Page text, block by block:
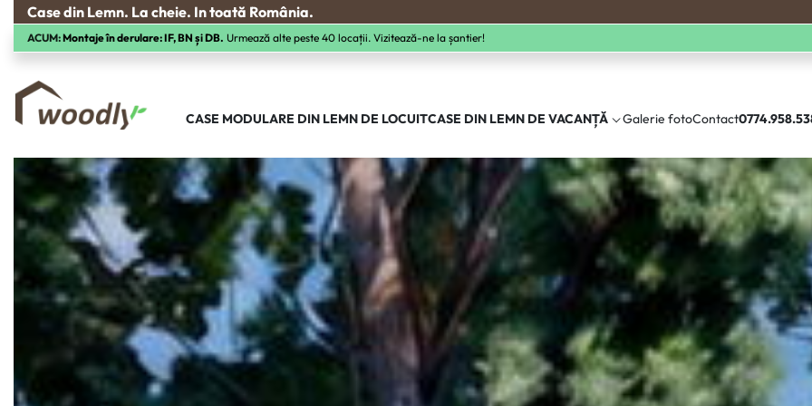
Case din Lemn. La cheie. In toată România.
ACUM:Montaje în derulare: IF, BN și DB. Urmează alte peste 40 locații. Vizitează-ne la șantier!
CASE MODULARE DIN LEMN DE LOCUITCASE DIN LEMN DE VACANȚĂ Galerie fotoContact